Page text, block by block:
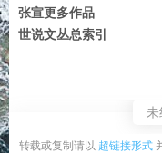
张宣更多作品
世说文丛总索引
未
转载或复制请以 超链接形式